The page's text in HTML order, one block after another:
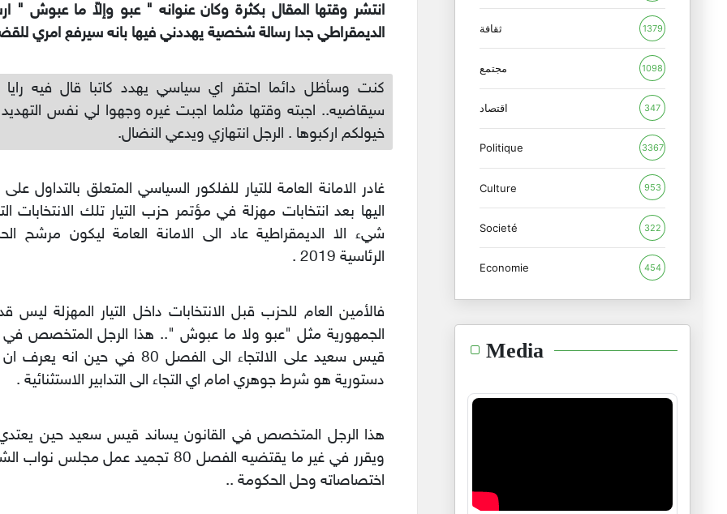
انتشر وقتها المقال بكثرة وكان عنوانه " عبو وإلاّ ما عبوش "
الديمقراطي جدا رسالة شخصية يهددني فيها بانه سيرفع امري
كنت وسأظل دائما احتقر اي سياسي يهدد كاتبا قال فيه رايا
سيقاضيه.. اجبته وقتها مثلما اجبت غيره وجهوا لي نفس
خيولكم اركبوها . الرجل انتهازي ويدعي النضال.
غادر الامانة العامة للتيار للفلكور السياسي المتعلق بالتداول
اليها بعد انتخابات مهزلة في مؤتمر حزب التيار تلك الانتخابات
شيء الا الديمقراطية عاد الى الامانة العامة ليكون مرشح
الرئاسية 2019 .
فالأمين العام للحزب قبل الانتخابات داخل التيار المهزلة ليس
الجمهورية مثل "عبو ولا ما عبوش ".. هذا الرجل المتخصص في
قيس سعيد على الالتجاء الى الفصل 80 في
دستورية هو شرط جوهري امام اي التجاء الى التدابير الاستثنائية .
هذا الرجل المتخصص في القانون يساند قيس سعيد حين
ويقرر في غير ما يقتضيه الفصل 80 تجميد عمل
اختصاصاته وحل الحكومة ..
ثقافة 1379
مجتمع 1098
اقتصاد 347
Politique 3367
Culture 953
Societé 322
Economie 454
Media